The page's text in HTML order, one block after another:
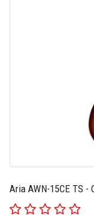
Aria AWN-15CE TS